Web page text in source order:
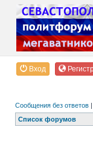
Вход
Сообщения без ответов |
Список форумов